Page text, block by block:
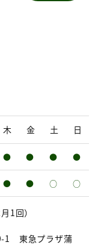
木 金 土 日
● ● ● ●
● ● ○ ○
1回）
1 東急プラザ蒲